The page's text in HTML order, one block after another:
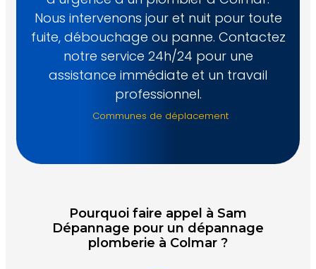
Nous intervenons jour et nuit pour toute
fuite, débouchage ou panne. Contactez
notre service 24h/24 pour une
assistance immédiate et un travail
professionnel.
Communes de déplacement
Pourquoi faire appel à Sam
Dépannage pour un dépannage
plomberie à Colmar ?